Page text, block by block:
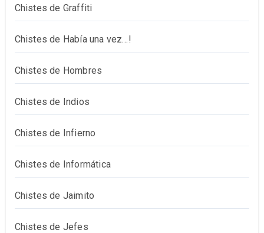
Chistes de Graffiti
Chistes de Había una vez…!
Chistes de Hombres
Chistes de Indios
Chistes de Infierno
Chistes de Informática
Chistes de Jaimito
Chistes de Jefes